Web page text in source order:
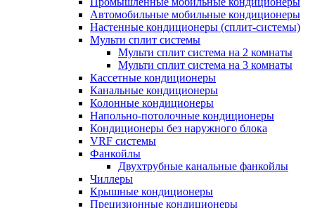
Автомобильные мобильные кондиционеры
Настенные кондиционеры (сплит-системы)
Мульти сплит системы
Мульти сплит система на 2 комнаты
Мульти сплит система на 3 комнаты
Кассетные кондиционеры
Канальные кондиционеры
Колонные кондиционеры
Напольно-потолочные кондиционеры
Кондиционеры без наружного блока
VRF системы
Фанкойлы
Двухтрубные канальные фанкойлы
Чиллеры
Крышные кондиционеры
Прецизионные кондиционеры